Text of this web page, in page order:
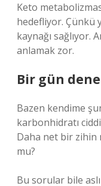
Keto
hedefliyor. Çünkü
kaynağı sağlıyor.
anlamak zor.
Bir gün
Bazen kendime
karbonhidratı
Daha net bir
mu?
Bu sorular bile